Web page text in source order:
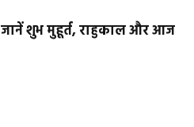
जानें शुभ मुहूर्त, राहुकाल और आज